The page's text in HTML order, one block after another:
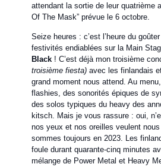
attendant la sortie de leur quatrième
Of The Mask” prévue le 6 octobre.
Seize heures : c’est l’heure du
festivités endiablées sur la Main
Black! C’est déjà mon troisième
troisième fiesta) avec les finlandais
grand moment nous attend. Au
flashies, des sonorités épiques de
des solos typiques du heavy des
kitsch. Mais je vous rassure : oui,
nos yeux et nos oreilles veulent
sommes toujours en 2023. Les
foule durant quarante-cinq minutes
mélange de Power Metal et Heavy